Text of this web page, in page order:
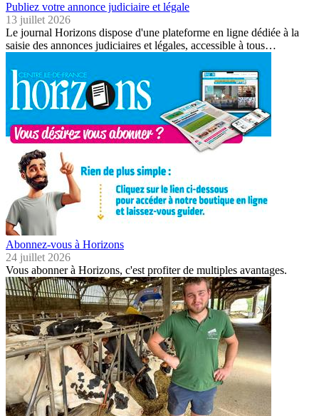
Publiez votre annonce judiciaire et légale
13 juillet 2026
Le journal Horizons dispose d'une plateforme en ligne dédiée à la
saisie des annonces judiciaires et légales, accessible à tous…
Abonnez-vous à Horizons
24 juillet 2026
Vous abonner à Horizons, c'est profiter de multiples avantages.